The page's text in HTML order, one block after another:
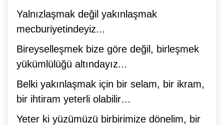
Yalnızlaşmak değil yakınlaşmak
mecburiyetindeyiz...
Bireyselleşmek bize göre değil, birleşmek
yükümlülüğü altındayız...
Belki yakınlaşmak için bir selam, bir ikram,
bir ihtiram yeterli olabilir…
Yeter ki yüzümüzü birbirimize dönelim, bir